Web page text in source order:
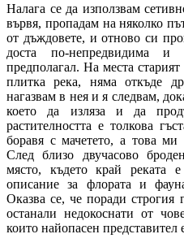
Налага се да използвам
вървя, пропадам на няколко
от дъждовете, и отново си
доста по-непредвидима и
предполагал. На места
плитка река, няма откъде
нагазвам в нея и я следвам,
което да изляза и да
растителността е толкова
боравя с мачетето, а това ми
След близо двучасово
място, където край реката
описание за флората и
Оказва се, че поради строгия
останали недокоснати от
които найопасен представител